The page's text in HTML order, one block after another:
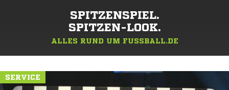
SPITZENSPIEL.
SPITZEN-LOOK.
ALLES RUND UM FUSSBALL.DE
SERVICE